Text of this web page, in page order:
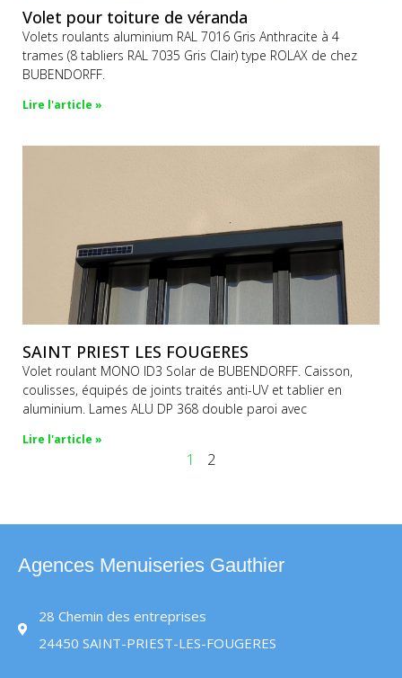
Volet pour toiture de véranda
Volets roulants aluminium RAL 7016 Gris Anthracite à 4
trames (8 tabliers RAL 7035 Gris Clair) type ROLAX de chez
BUBENDORFF.
Lire l'article »
SAINT PRIEST LES FOUGERES
Volet roulant MONO ID3 Solar de BUBENDORFF. Caisson,
coulisses, équipés de joints traités anti-UV et tablier en
aluminium. Lames ALU DP 368 double paroi avec
Lire l'article »
1 2
Agences Menuiseries Gauthier
28 Chemin des entreprises
24450 SAINT-PRIEST-LES-FOUGERES